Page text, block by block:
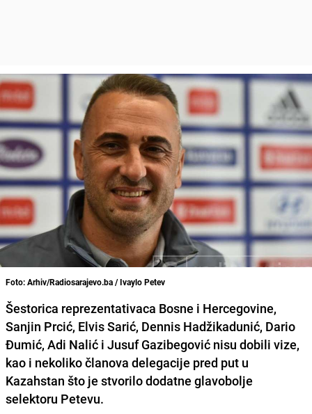
Foto: Arhiv/Radiosarajevo.ba / Ivaylo Petev
Šestorica reprezentativaca Bosne i Hercegovine,
Sanjin Prcić, Elvis Sarić, Dennis Hadžikadunić, Dario
Đumić, Adi Nalić i Jusuf Gazibegović nisu dobili vize,
kao i nekoliko članova delegacije pred put u
Kazahstan što je stvorilo dodatne glavobolje
selektoru Petevu.